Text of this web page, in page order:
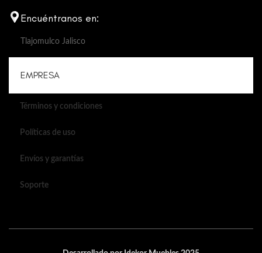
Encuéntranos en:
Tlajomulco Jalisco
EMPRESA
Términos y condiciones
Políticas de uso
Envíos y garantías
Soporte